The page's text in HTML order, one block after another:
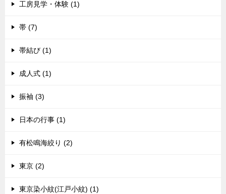
工房見学・体験 (1)
帯 (7)
帯結び (1)
成人式 (1)
振袖 (3)
日本の行事 (1)
有松鳴海絞り (2)
東京 (2)
東京染小紋(江戸小紋) (1)